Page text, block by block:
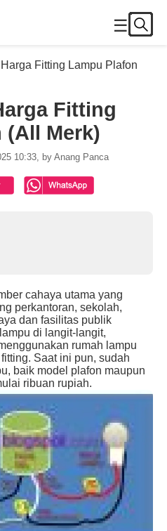
☰
Fitting
(All Merk)
10:33, by Anang Panca
cahaya utama yang
perkantoran, sekolah,
dan fasilitas publik
di langit-langit,
rumah lampu
Saat ini pun, sudah
baik model plafon maupun
ribuan rupiah.